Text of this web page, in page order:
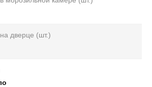
дверце (шт.)